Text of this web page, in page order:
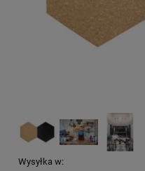
Wysyłka w: